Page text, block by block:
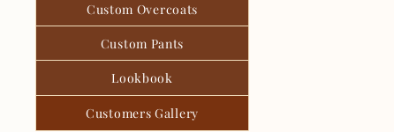
Custom Overcoats
Custom Pants
Lookbook
Customers Gallery